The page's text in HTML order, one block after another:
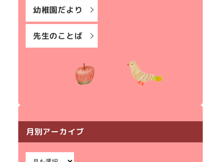
幼稚園だより
先生のことば
月別アーカイブ